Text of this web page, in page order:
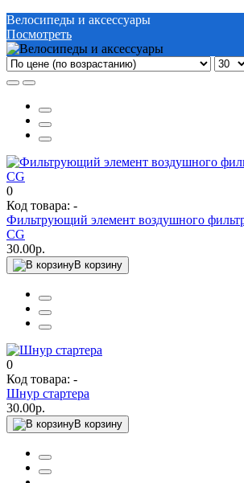
Велосипеды и аксессуары
Посмотреть
0
Код товара: -
Фильтрующий элемент воздушного
CG
30.00р.
В корзину
0
Код товара: -
Шнур стартера
30.00р.
В корзину